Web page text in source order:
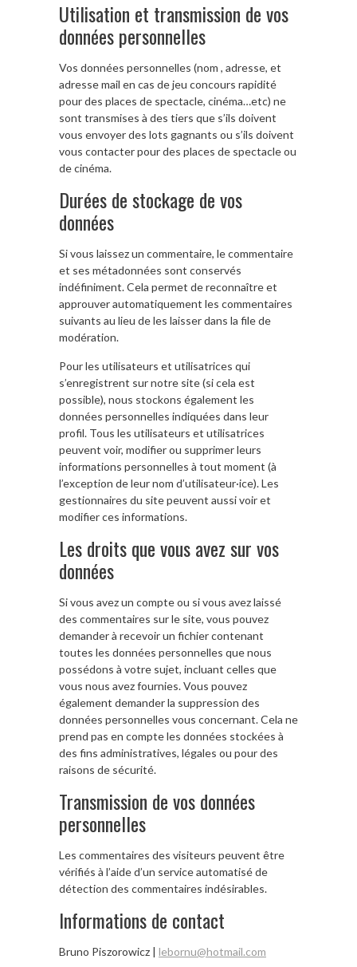
Utilisation et transmission de vos
données personnelles
Vos données personnelles (nom , adresse, et
adresse mail en cas de jeu concours rapidité
pour des places de spectacle, cinéma…etc) ne
sont transmises à des tiers que s’ils doivent
vous envoyer des lots gagnants ou s’ils doivent
vous contacter pour des places de spectacle ou
de cinéma.
Durées de stockage de vos
données
Si vous laissez un commentaire, le commentaire
et ses métadonnées sont conservés
indéfiniment. Cela permet de reconnaître et
approuver automatiquement les commentaires
suivants au lieu de les laisser dans la file de
modération.
Pour les utilisateurs et utilisatrices qui
s’enregistrent sur notre site (si cela est
possible), nous stockons également les
données personnelles indiquées dans leur
profil. Tous les utilisateurs et utilisatrices
peuvent voir, modifier ou supprimer leurs
informations personnelles à tout moment (à
l’exception de leur nom d’utilisateur·ice). Les
gestionnaires du site peuvent aussi voir et
modifier ces informations.
Les droits que vous avez sur vos
données
Si vous avez un compte ou si vous avez laissé
des commentaires sur le site, vous pouvez
demander à recevoir un fichier contenant
toutes les données personnelles que nous
possédons à votre sujet, incluant celles que
vous nous avez fournies. Vous pouvez
également demander la suppression des
données personnelles vous concernant. Cela ne
prend pas en compte les données stockées à
des fins administratives, légales ou pour des
raisons de sécurité.
Transmission de vos données
personnelles
Les commentaires des visiteurs peuvent être
vérifiés à l’aide d’un service automatisé de
détection des commentaires indésirables.
Informations de contact
Bruno Piszorowicz | lebornu@hotmail.com